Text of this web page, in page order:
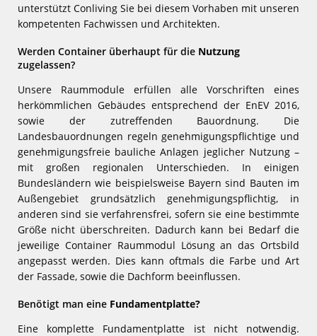
unterstützt Conliving Sie bei diesem Vorhaben mit unseren
kompetenten Fachwissen und Architekten.
Werden Container überhaupt für die Nutzung
zugelassen?
Unsere Raummodule erfüllen alle Vorschriften eines
herkömmlichen Gebäudes entsprechend der EnEV 2016,
sowie der zutreffenden Bauordnung. Die
Landesbauordnungen regeln genehmigungspflichtige und
genehmigungsfreie bauliche Anlagen jeglicher Nutzung –
mit großen regionalen Unterschieden. In einigen
Bundesländern wie beispielsweise Bayern sind Bauten im
Außengebiet grundsätzlich genehmigungspflichtig, in
anderen sind sie verfahrensfrei, sofern sie eine bestimmte
Größe nicht überschreiten. Dadurch kann bei Bedarf die
jeweilige Container Raummodul Lösung an das Ortsbild
angepasst werden. Dies kann oftmals die Farbe und Art
der Fassade, sowie die Dachform beeinflussen.
Benötigt man eine Fundamentplatte?
Eine komplette Fundamentplatte ist nicht notwendig.